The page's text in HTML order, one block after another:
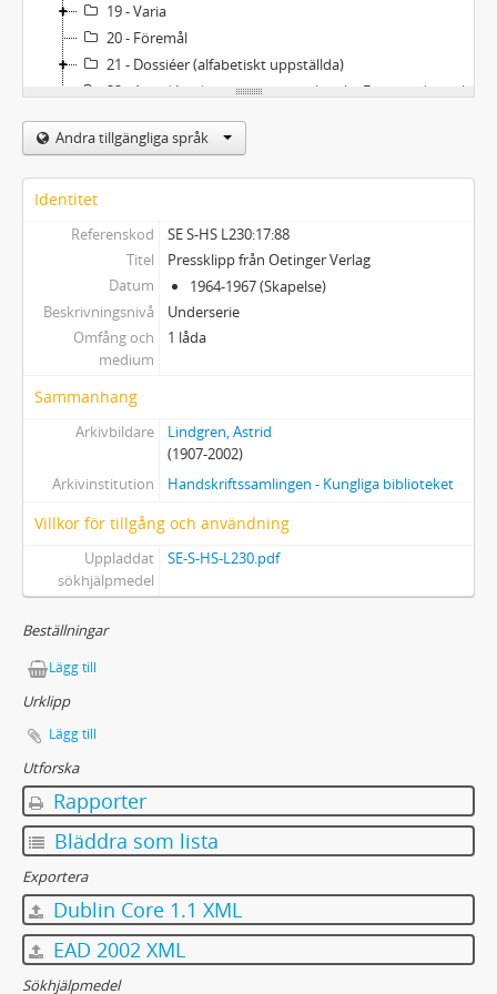
19 - Varia
20 - Föremål
21 - Dossiéer (alfabetiskt uppställda)
22 - Astrid Lindgrens privata bibliotek - Furusundssamlingen
Andra tillgängliga språk
Identitet
Referenskod
SE S-HS L230:17:88
Titel
Pressklipp från Oetinger Verlag
Datum
1964-1967 (Skapelse)
Beskrivningsnivå
Underserie
Omfång och
medium
1 låda
Sammanhang
Arkivbildare
Lindgren, Astrid
(1907-2002)
Arkivinstitution
Handskriftssamlingen - Kungliga biblioteket
Villkor för tillgång och användning
Uppladdat
sökhjälpmedel
SE-S-HS-L230.pdf
Beställningar
Lägg till
Urklipp
Lägg till
Utforska
Rapporter
Bläddra som lista
Exportera
Dublin Core 1.1 XML
EAD 2002 XML
Sökhjälpmedel